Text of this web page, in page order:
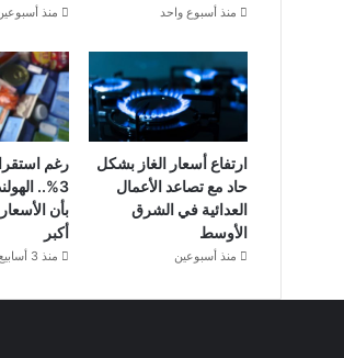
منذ أسبوع واحد منذ
ارتفاع أسعار الغاز بشكل
حاد مع تصاعد الأعمال
العدائية في الشرق
الأوسط
منذ أسبوعين
رغم
3%..
بأن
أكبر
منذ 3 أسابيع